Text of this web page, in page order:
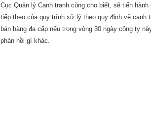
Cục Quản lý Cạnh tranh cũng cho biết, sẽ tiến
tiếp theo của quy trình xử lý theo quy định về cạnh
bán hàng đa cấp nếu trong vòng 30 ngày công ty
phản hồi gì khác.